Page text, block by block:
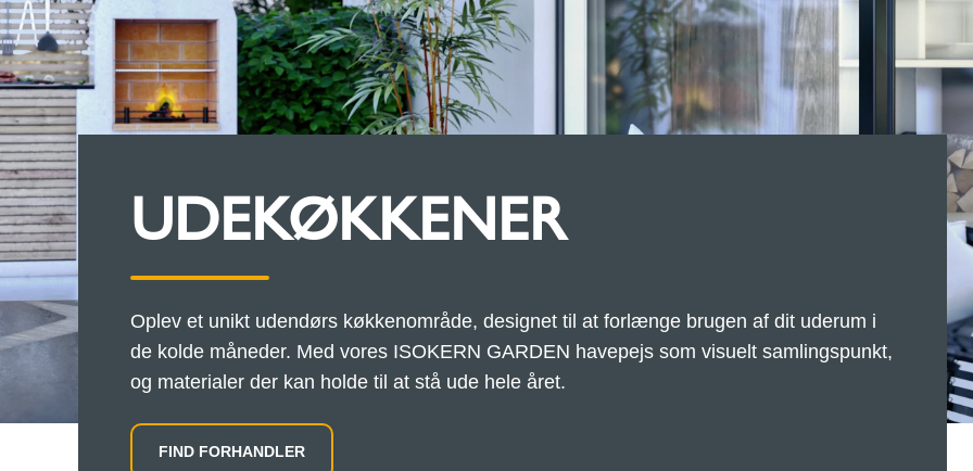
UDEKØKKENER
Oplev et unikt udendørs køkkenområde, designet til at forlænge brugen af dit uderum i
de kolde måneder. Med vores ISOKERN GARDEN havepejs som visuelt samlingspunkt,
og materialer der kan holde til at stå ude hele året.
FIND FORHANDLER